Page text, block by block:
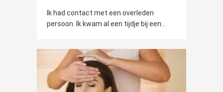
Ik had contact met een overleden
persoon. Ik kwam al een tijdje bij een...